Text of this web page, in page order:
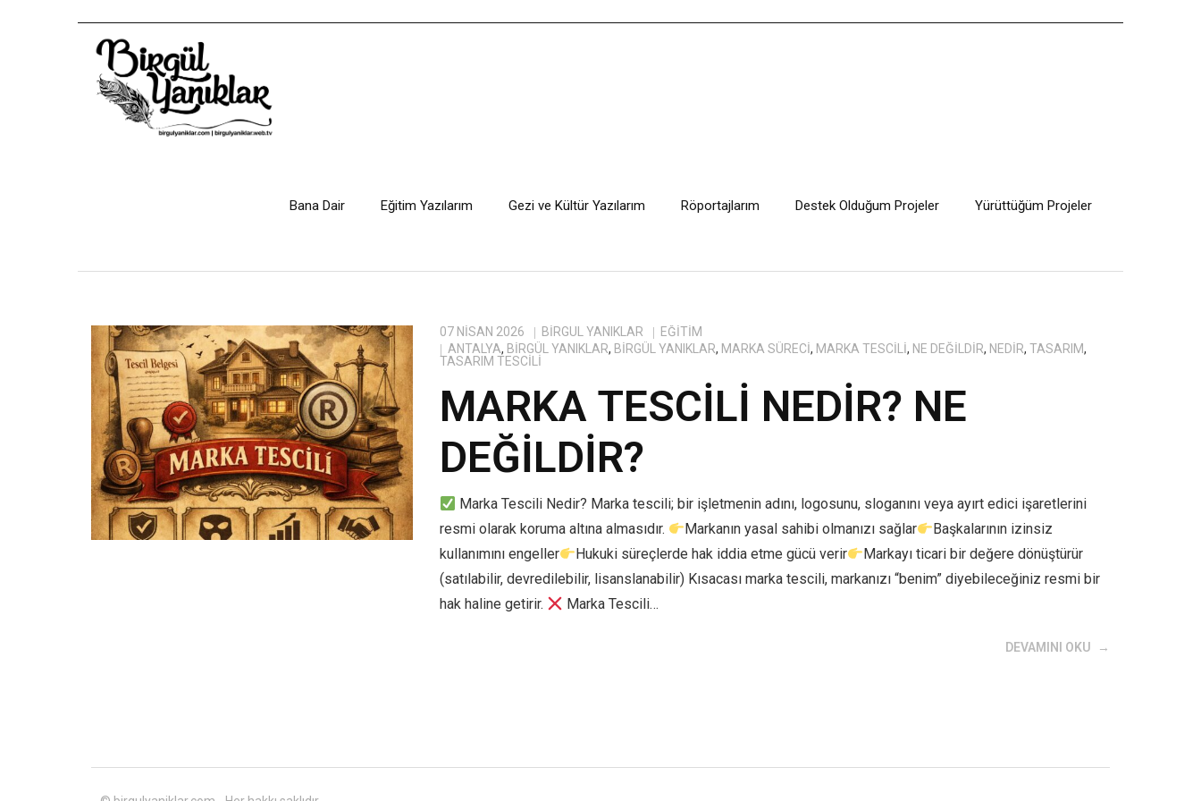
Bana Dair Eğitim Yazılarım Gezi ve Kültür Yazılarım Röportajlarım Destek Olduğum Projeler Yürüttüğüm Projeler
07 NISAN 2026 BIRGÜL YANIKLAR
EĞITIM
ANTALYA, BİRGÜL YANIKLAR, BIRGÜL YANIKLAR, MARKA SÜRECI, MARKA TESCILI, NE DEĞILDIR, NEDIR, TASARIM,
TASARIM TESCILI
MARKA TESCİLİ NEDİR? NE
DEĞİLDİR?
Marka Tescili Nedir? Marka tescili; bir işletmenin adını, logosunu, sloganını veya ayırt edici işaretlerini
resmi olarak koruma altına almasıdır.
Markanın yasal sahibi olmanızı sağlar
Başkalarının izinsiz
kullanımını engeller
Hukuki süreçlerde hak iddia etme gücü verir
Markayı ticari bir değere dönüştürür
(satılabilir, devredilebilir, lisanslanabilir) Kısacası marka tescili, markanızı “benim” diyebileceğiniz resmi bir
hak haline getirir.
Marka Tescili…
DEVAMINI OKU